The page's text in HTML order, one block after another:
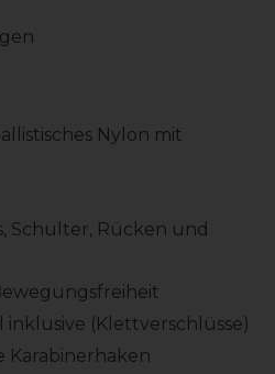
Nylon mit
Schulter, Rücken und
inklusive (Klettverschlüsse)
Karabinerhaken